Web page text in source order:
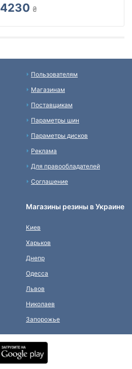
4230 ₴
Пользователям
Магазинам
Поставщикам
Параметры шин
Параметры дисков
Реклама
Для правообладателей
Соглашение
Магазины резины в Украине
Киев
Харьков
Днепр
Одесса
Львов
Николаев
Запорожье